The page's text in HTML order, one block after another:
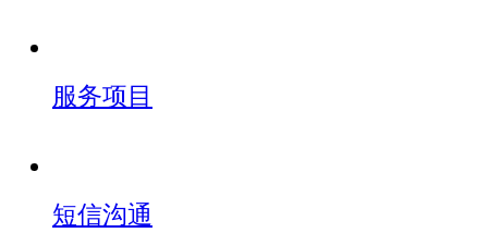
服务项目
短信沟通